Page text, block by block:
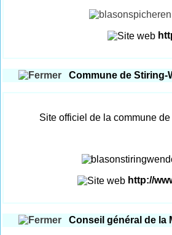
Commune de Stiring-
Site officiel de la commune
http://
Conseil général de la